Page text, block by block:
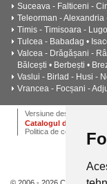
Suceava - Falticeni -
Teleorman -
Timis - Timisoara -
Tulcea - Babadag •
Valcea - Drăgășani -
Bălcești • Berbești •
Vaslui - Birlad - Husi -
Vrancea - Focșani -
Versiune desktop
Catalogul de instalatii
Politica de